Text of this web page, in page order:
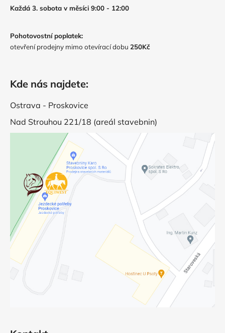
Každá 3. sobota v měsíci 9:00 - 12:00
Pohotovostní poplatek:
otevření prodejny mimo otevírací dobu 250Kč
Kde nás najdete:
Ostrava - Proskovice
Nad Strouhou 221/18 (areál stavebnin)